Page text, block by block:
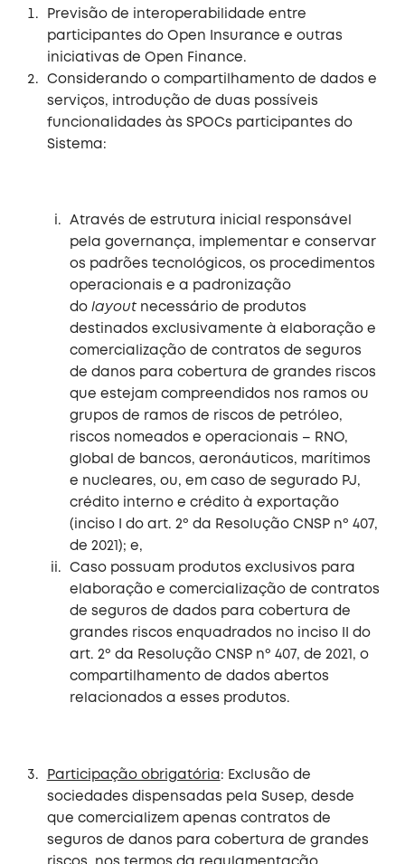
Previsão de interoperabilidade entre
participantes do Open Insurance e outras
iniciativas de Open Finance.
Considerando o compartilhamento de dados e
serviços, introdução de duas possíveis
funcionalidades às SPOCs participantes do
Sistema:
Através de estrutura inicial responsável
pela governança, implementar e conservar
os padrões tecnológicos, os procedimentos
operacionais e a padronização
do layoutnecessário de produtos
destinados exclusivamente à elaboração e
comercialização de contratos de seguros
de danos para cobertura de grandes riscos
que estejam compreendidos nos ramos ou
grupos de ramos de riscos de petróleo,
riscos nomeados e operacionais – RNO,
global de bancos, aeronáuticos, marítimos
e nucleares, ou, em caso de segurado PJ,
crédito interno e crédito à exportação
(inciso I do art. 2º da Resolução CNSP nº 407,
de 2021); e,
Caso possuam produtos exclusivos para
elaboração e comercialização de contratos
de seguros de dados para cobertura de
grandes riscos enquadrados no inciso II do
art. 2º da Resolução CNSP nº 407, de 2021, o
compartilhamento de dados abertos
relacionados a esses produtos.
Participação obrigatória : Exclusão de
sociedades dispensadas pela Susep, desde
que comercializem apenas contratos de
seguros de danos para cobertura de grandes